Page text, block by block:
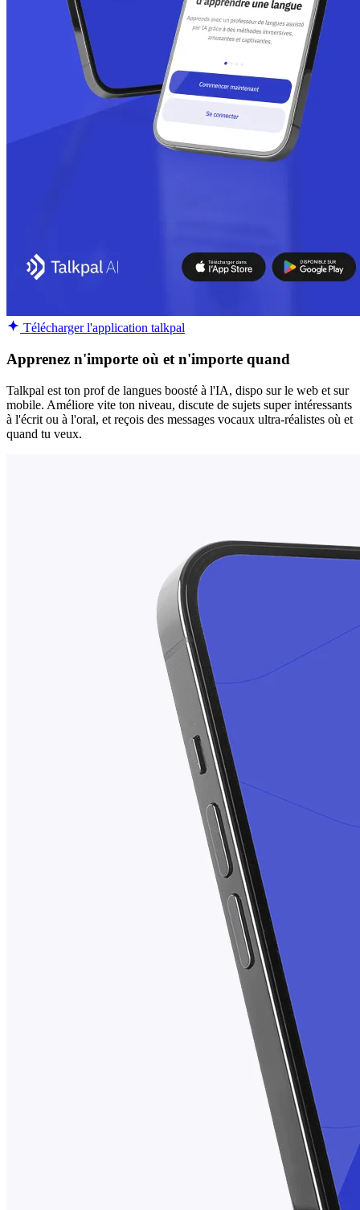
Télécharger l'application talkpal
Apprenez n'importe où et n'importe quand
Talkpal est ton prof de langues boosté à l'IA, dispo sur le web et sur
mobile. Améliore vite ton niveau, discute de sujets super intéressants
à l'écrit ou à l'oral, et reçois des messages vocaux ultra-réalistes où et
quand tu veux.